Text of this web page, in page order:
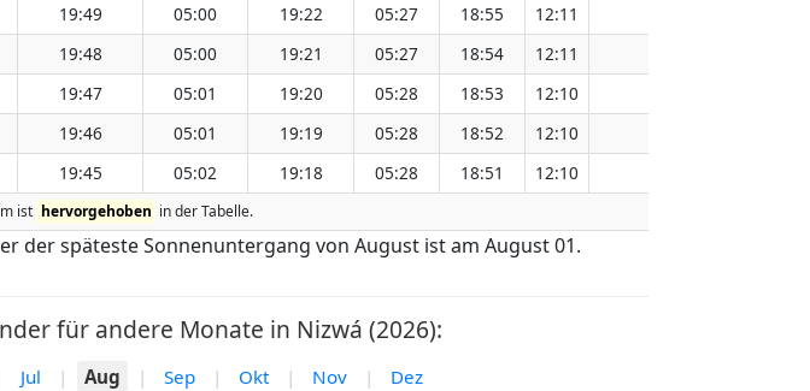
19:49 05:00 19:22 05:27 18:55 12:11
19:48 05:00 19:21 05:27 18:54 12:11
19:47 05:01 19:20 05:28 18:53 12:10
19:46 05:01 19:19 05:28 18:52 12:10
19:45 05:02 19:18 05:28 18:51 12:10
ist hervorgehoben in der Tabelle.
der späteste Sonnenuntergang von August ist am August 01.
für andere Monate in Nizwá (2026):
Jul | Aug | Sep | Okt | Nov | Dez